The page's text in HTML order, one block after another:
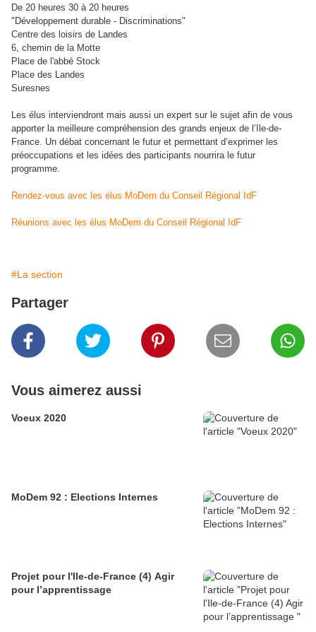
De 20 heures 30 à 20 heures
"Développement durable - Discriminations"
Centre des loisirs de Landes
6, chemin de la Motte
Place de l'abbé Stock
Place des Landes
Suresnes
Les élus interviendront mais aussi un expert sur le sujet afin de vous
apporter la meilleure compréhension des grands enjeux de l’Ile-de-
France. Un débat concernant le futur et permettant d’exprimer les
préoccupations et les idées des participants nourrira le futur
programme.
Rendez-vous avec les élus MoDem du Conseil Régional IdF
Réunions avec les élus MoDem du Conseil Régional IdF
#La section
Partager
Vous aimerez aussi
Voeux 2020
MoDem 92 : Elections Internes
Projet pour l'Ile-de-France (4) Agir
pour l’apprentissage